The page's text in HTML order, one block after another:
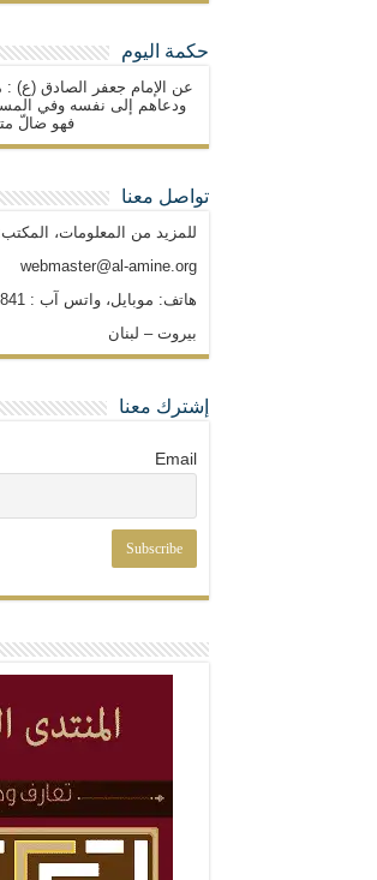
حكمة اليوم
عن الإمام جعفر الصادق
ودعاهم إلى نفسه وفي
فهو ضالّ
تواصل معنا
للمزيد من المعلومات،
webmaster@al-amine.org
هاتف: موبايل، واتس آب : 0096170972841
بيروت – لبنان
إشترك معنا
Email